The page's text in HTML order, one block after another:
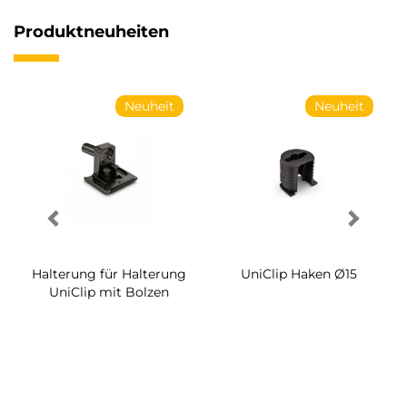
Produktneuheiten
Neuheit
Halterung für Halterung
UniClip mit Bolzen
Neuheit
UniClip Haken Ø15